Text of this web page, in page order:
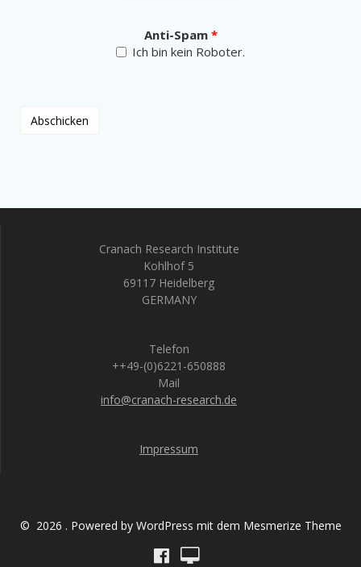
Anti-Spam *
Ich bin kein Roboter.
Cranach Research Institute
Kohlhof 5
69117 Heidelberg
GERMANY
Telefon
++49-(0)6221-650888
Mail
info@cranach-research.de
Impressum
© 2026 . Powered by WordPress mit dem Mesmerize Theme